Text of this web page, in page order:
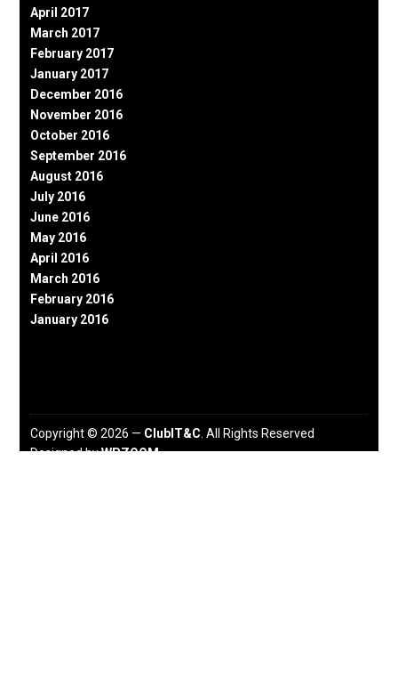
April 2017
March 2017
February 2017
January 2017
December 2016
November 2016
October 2016
September 2016
August 2016
July 2016
June 2016
May 2016
April 2016
March 2016
February 2016
January 2016
Copyright © 2026 — ClubIT&C . All Rights Reserved
Designed byWPZOOM